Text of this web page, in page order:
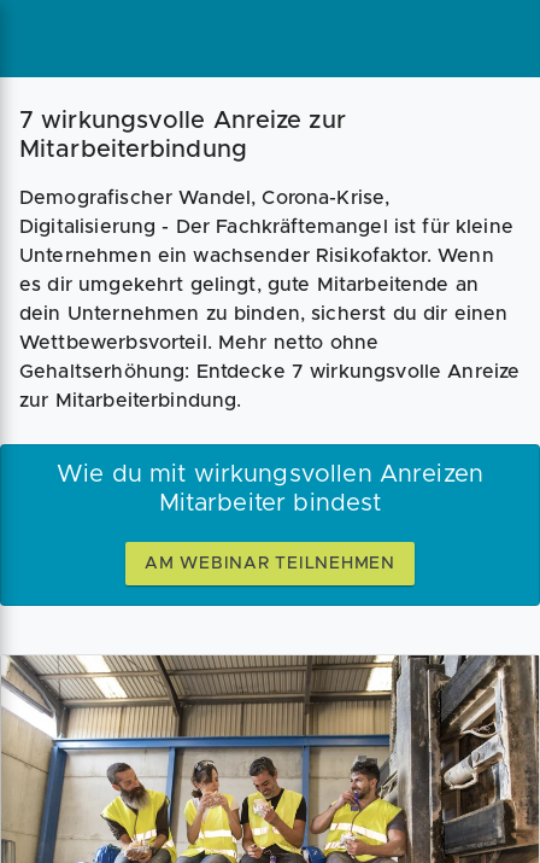
7 wirkungsvolle Anreize zur
Mitarbeiterbindung
Demografischer Wandel, Corona-Krise,
Digitalisierung - Der Fachkräftemangel ist für kleine
Unternehmen ein wachsender Risikofaktor. Wenn
es dir umgekehrt gelingt, gute Mitarbeitende an
dein Unternehmen zu binden, sicherst du dir einen
Wettbewerbsvorteil. Mehr netto ohne
Gehaltserhöhung: Entdecke 7 wirkungsvolle Anreize
zur Mitarbeiterbindung.
Wie du mit wirkungsvollen Anreizen
Mitarbeiter bindest
AM WEBINAR TEILNEHMEN